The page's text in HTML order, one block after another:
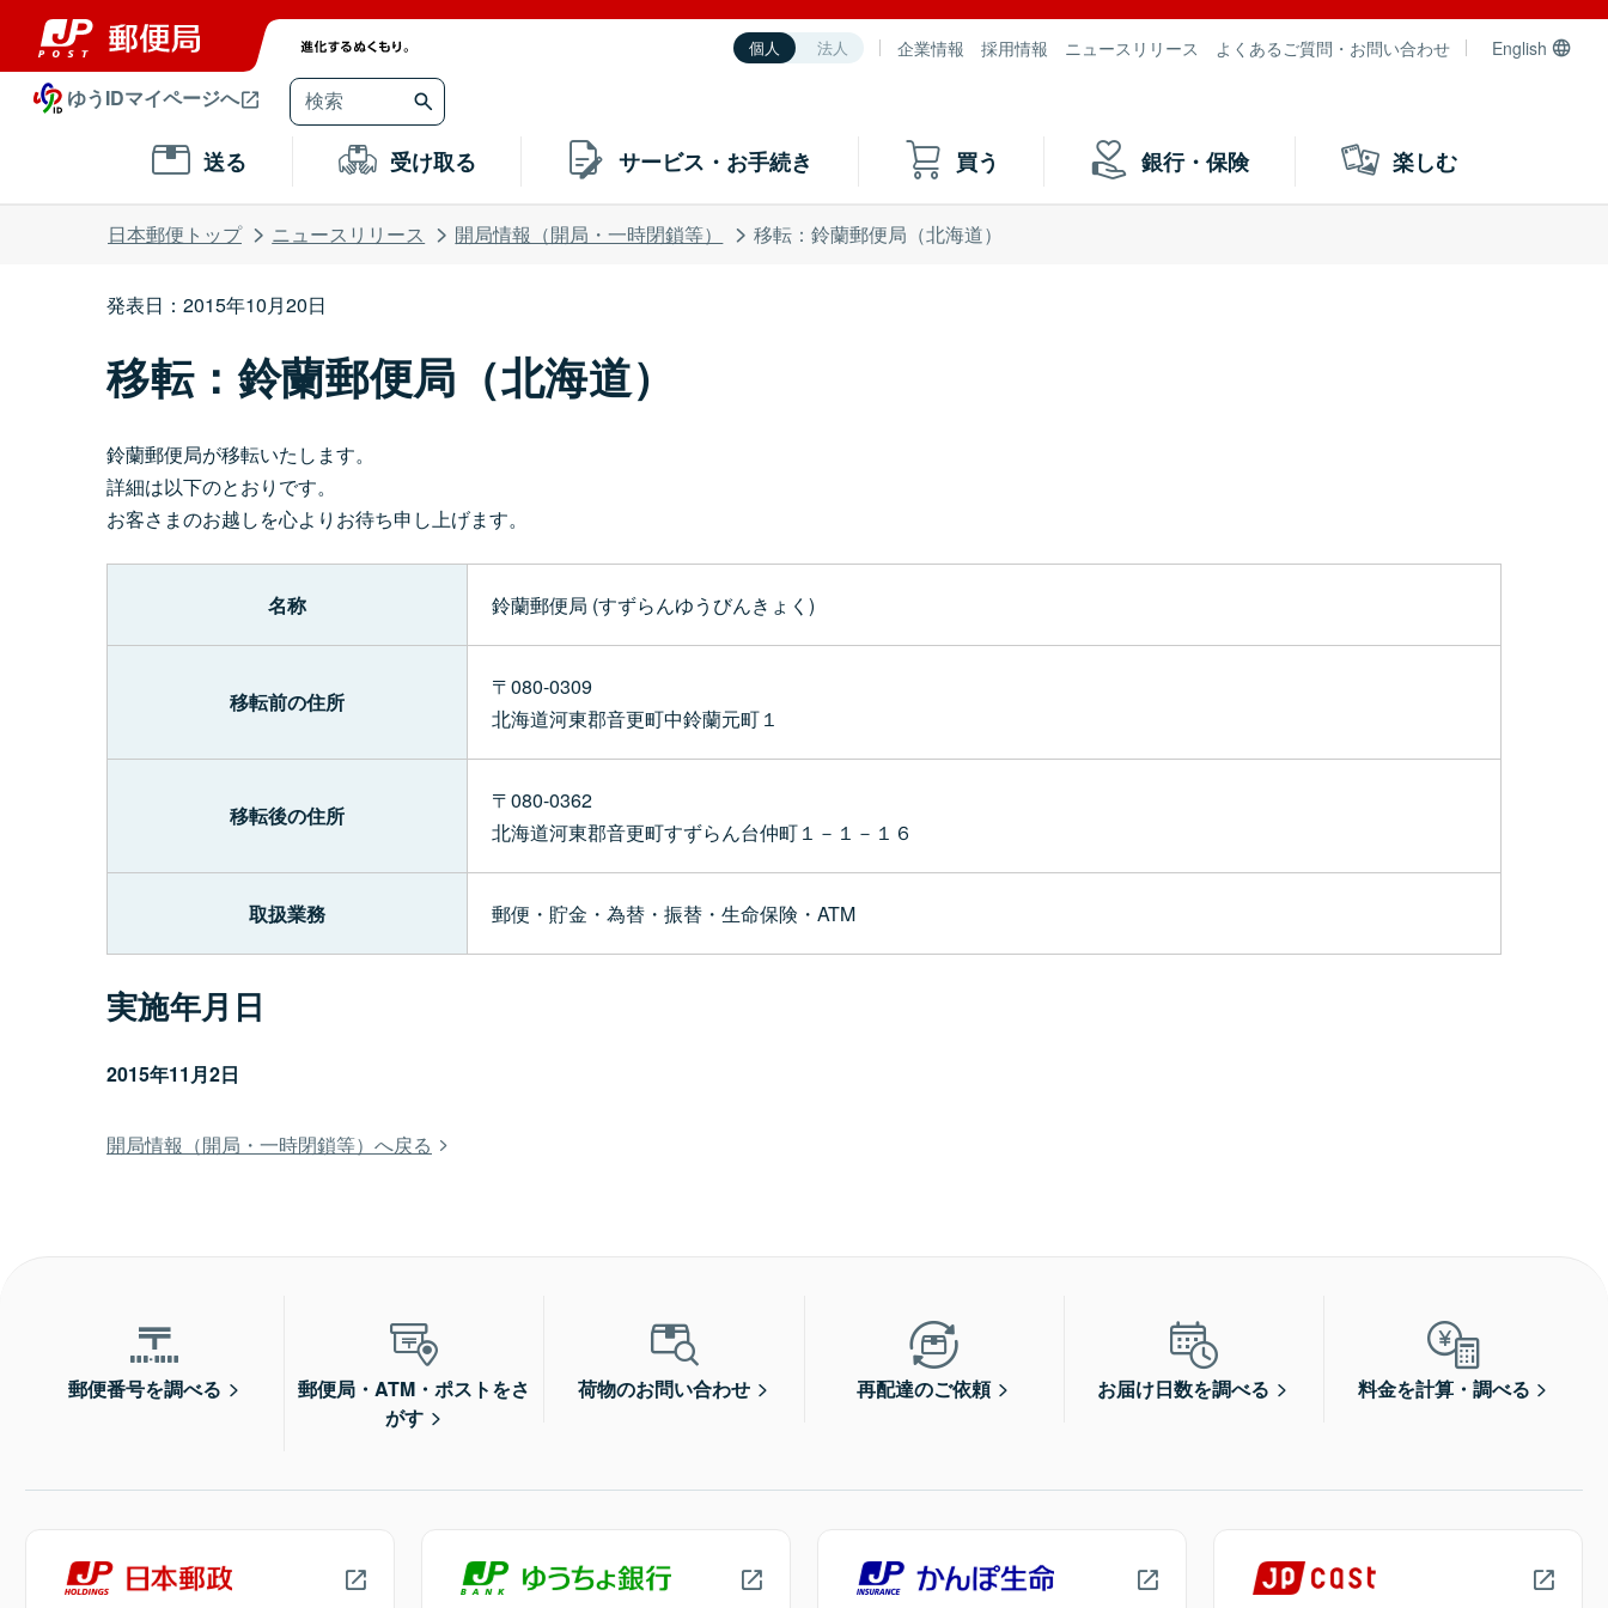
個人 法人 企業情報 採用情報 ニュースリリース よくあるご質問・お問い合わせ English
ゆうIDマイページへ
送る 受け取る サービス・お手続き 買う 銀行・保険 楽しむ
日本郵便トップ ニュースリリース 開局情報（開局・一時閉鎖等） 移転：鈴蘭郵便局（北海道）
発表日：2015年10月20日
移転：鈴蘭郵便局（北海道）
鈴蘭郵便局が移転いたします。
詳細は以下のとおりです。
お客さまのお越しを心よりお待ち申し上げます。
名称 鈴蘭郵便局 (すずらんゆうびんきょく)
移転前の住所
〒080-0309
北海道河東郡音更町中鈴蘭元町１
移転後の住所
〒080-0362
北海道河東郡音更町すずらん台仲町１－１－１６
取扱業務 郵便・貯金・為替・振替・生命保険・ATM
実施年月日
2015年11月2日
開局情報（開局・一時閉鎖等）へ戻る
郵便番号を調べる
郵便局・ATM・ポストをさ
がす
荷物のお問い合わせ 再配達のご依頼 お届け日数を調べる 料金を計算・調べる